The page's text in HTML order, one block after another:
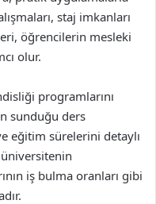
staj imkanları
öğrencilerin mesleki
olur.
programlarını
sunduğu ders
eğitim sürelerini detaylı
iş bulma oranları gibi